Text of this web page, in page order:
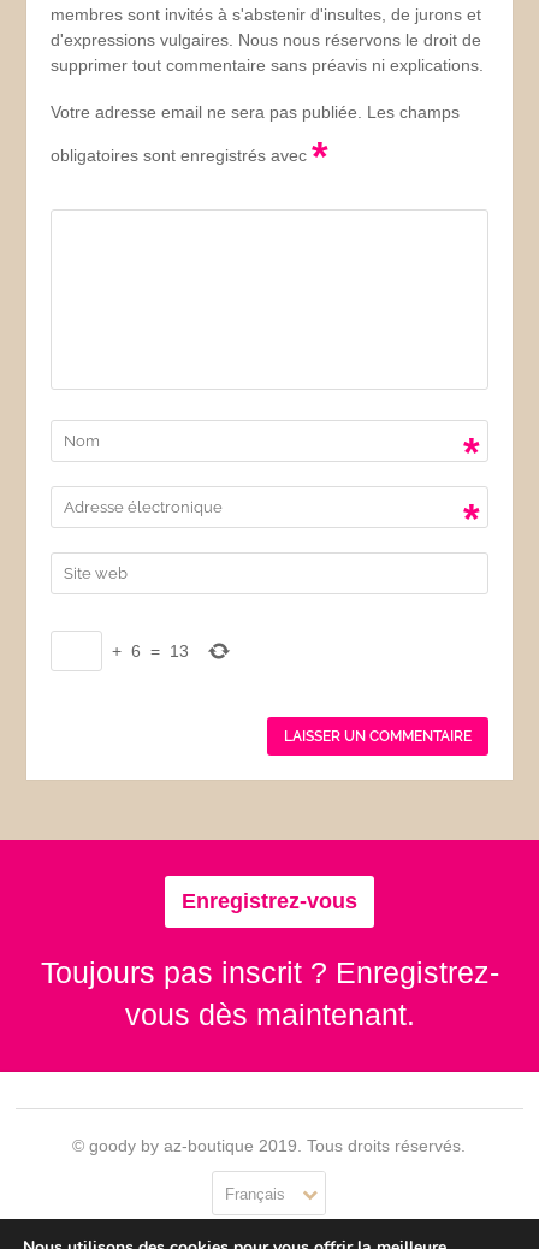
membres sont invités à s'abstenir d'insultes, de jurons et
d'expressions vulgaires. Nous nous réservons le droit de
supprimer tout commentaire sans préavis ni explications.
Votre adresse email ne sera pas publiée. Les champs
obligatoires sont enregistrés avec*
*
*
+ 6 = 13
Enregistrez-vous
Toujours pas inscrit ? Enregistrez-
vous dès maintenant.
© goody by az-boutique 2019. Tous droits réservés.
Français